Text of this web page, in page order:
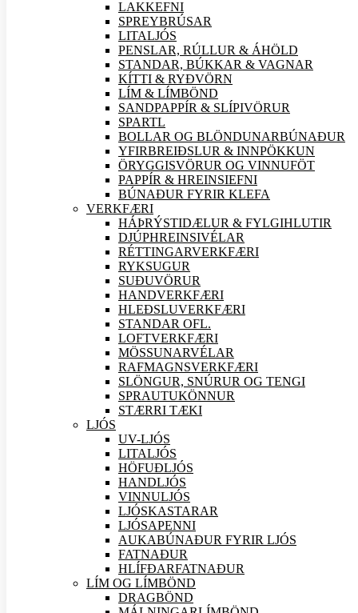
LAKKEFNI
SPREYBRÚSAR
LITALJÓS
PENSLAR, RÚLLUR & ÁHÖLD
STANDAR, BÚKKAR & VAGNAR
KÍTTI & RYÐVÖRN
LÍM & LÍMBÖND
SANDPAPPÍR & SLÍPIVÖRUR
SPARTL
BOLLAR OG BLÖNDUNARBÚNAÐUR
YFIRBREIÐSLUR & INNPÖKKUN
ÖRYGGISVÖRUR OG VINNUFÖT
PAPPÍR & HREINSIEFNI
BÚNAÐUR FYRIR KLEFA
VERKFÆRI
HÁÞRÝSTIDÆLUR & FYLGIHLUTIR
DJÚPHREINSIVÉLAR
RÉTTINGARVERKFÆRI
RYKSUGUR
SUÐUVÖRUR
HANDVERKFÆRI
HLEÐSLUVERKFÆRI
STANDAR OFL.
LOFTVERKFÆRI
MÖSSUNARVÉLAR
RAFMAGNSVERKFÆRI
SLÖNGUR, SNÚRUR OG TENGI
SPRAUTUKÖNNUR
STÆRRI TÆKI
LJÓS
UV-LJÓS
LITALJÓS
HÖFUÐLJÓS
HANDLJÓS
VINNULJÓS
LJÓSKASTARAR
LJÓSAPENNI
AUKABÚNAÐUR FYRIR LJÓS
FATNAÐUR
HLÍFÐARFATNAÐUR
LÍM OG LÍMBÖND
DRAGBÖND